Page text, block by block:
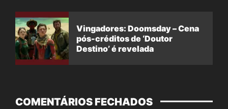
Vingadores: Doomsday – Cena
pós-créditos de ‘Doutor
Destino’ é revelada
COMENTÁRIOS FECHADOS